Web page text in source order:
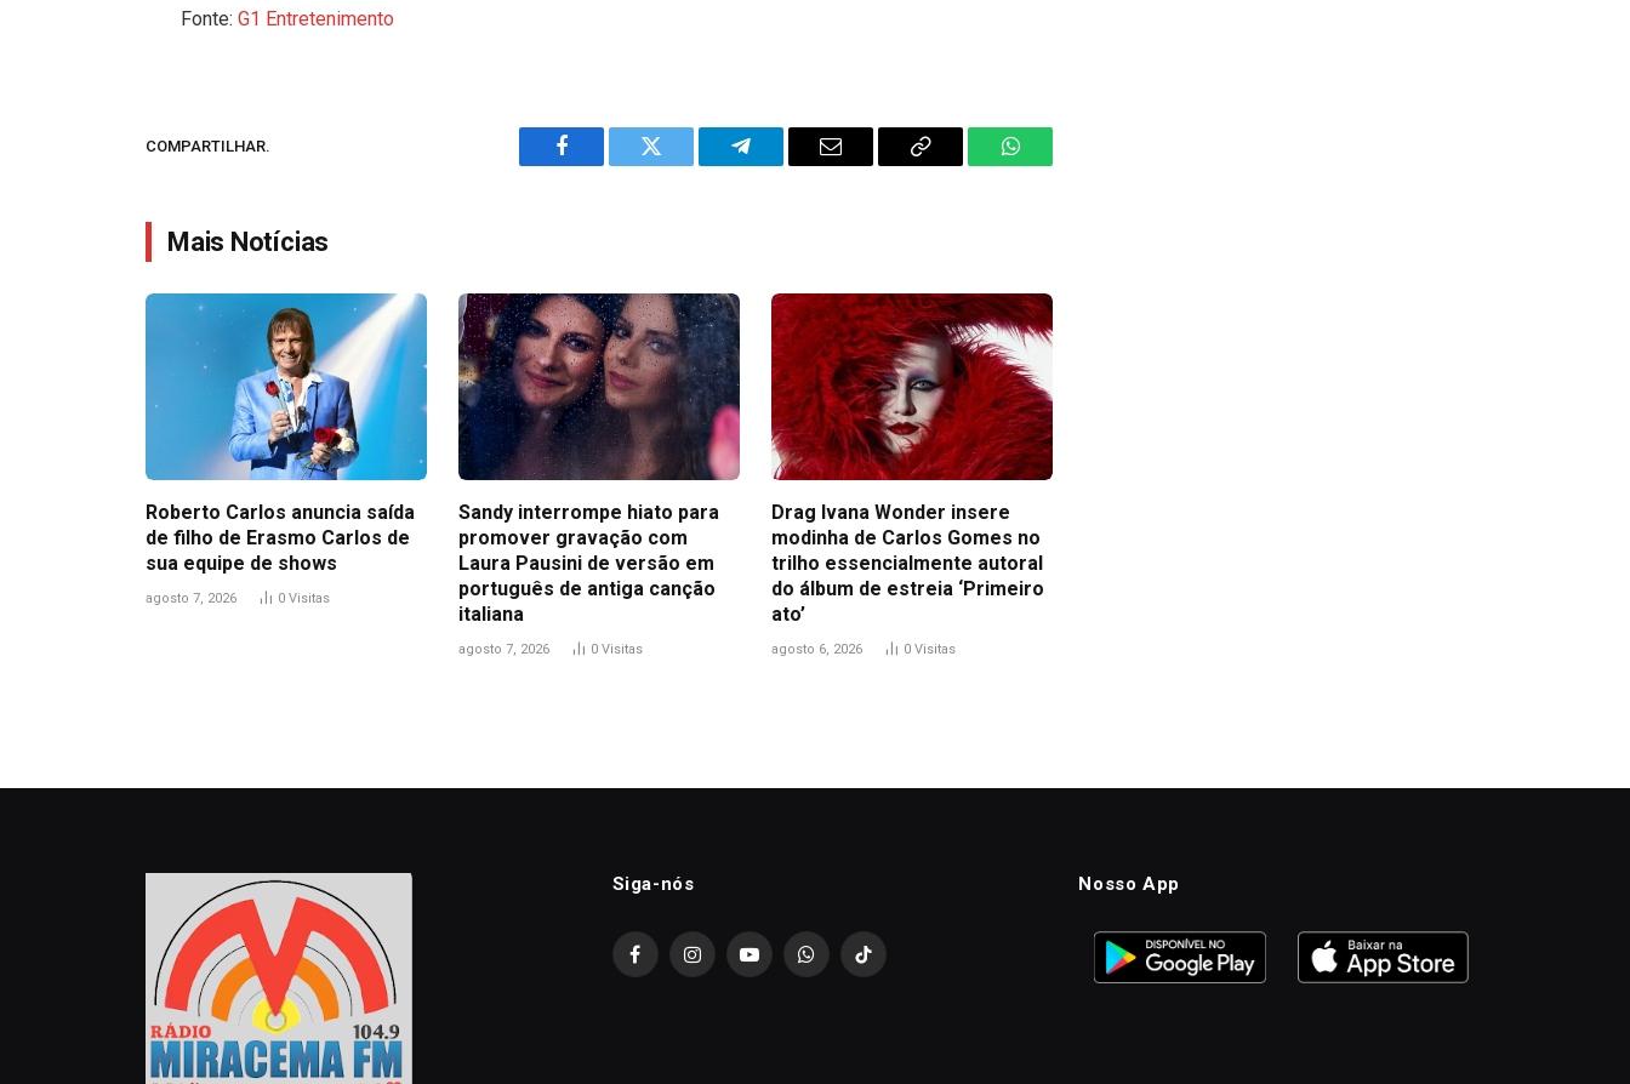
Fonte:G1 Entretenimento
COMPARTILHAR.
Facebook Twitter Telegram Email
Copy
WhatsApp
Mais Notícias
Roberto Carlos anuncia saída
de filho de Erasmo Carlos de
sua equipe de shows
agosto 7, 2026 0 Visitas
Sandy interrompe hiato para
promover gravação com
Laura Pausini de versão em
português de antiga canção
italiana
agosto 7, 2026 0 Visitas
Drag Ivana Wonder insere
modinha de Carlos Gomes no
trilho essencialmente autoral
do álbum de estreia ‘Primeiro
ato’
agosto 6, 2026 0 Visitas
Siga-nós
FacebookInstagramYouTubeWhatsAppTikTok
Nosso App